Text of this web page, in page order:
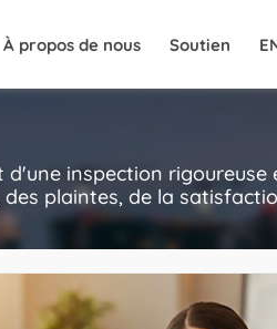
À propos de nous Soutien
d'une inspection rigoureuse
plaintes, de la